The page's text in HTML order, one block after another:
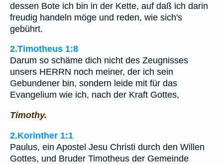
dessen Bote ich bin in der Kette, auf daß ich darin
freudig handeln möge und reden, wie sich's
gebührt.
2.Timotheus 1:8
Darum so schäme dich nicht des Zeugnisses
unsers HERRN noch meiner, der ich sein
Gebundener bin, sondern leide mit für das
Evangelium wie ich, nach der Kraft Gottes,
Timothy.
2.Korinther 1:1
Paulus, ein Apostel Jesu Christi durch den Willen
Gottes, und Bruder Timotheus der Gemeinde